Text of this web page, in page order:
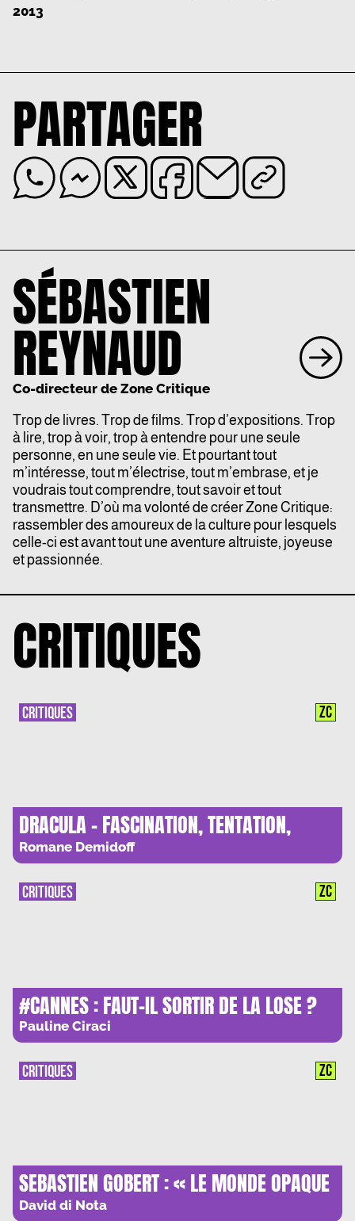
2013
PARTAGER
SÉBASTIEN
REYNAUD
Co-directeur de Zone Critique
Trop de livres. Trop de films. Trop d’expositions. Trop
à lire, trop à voir, trop à entendre pour une seule
personne, en une seule vie. Et pourtant tout
m’intéresse, tout m’électrise, tout m’embrase, et je
voudrais tout comprendre, tout savoir et tout
transmettre. D’où ma volonté de créer Zone Critique:
rassembler des amoureux de la culture pour lesquels
celle-ci est avant tout une aventure altruiste, joyeuse
et passionnée.
CRITIQUES
DRACULA – FASCINATION, TENTATION,
HESITATION
Romane Demidoff
CRITIQUES ZC
#CANNES : FAUT-IL SORTIR DE LA LOSE ?
Pauline Ciraci
CRITIQUES ZC
SEBASTIEN GOBERT : « LE MONDE OPAQUE
DES OLIGARCHIES UKRAINIENNES »
David di Nota
CRITIQUES ZC